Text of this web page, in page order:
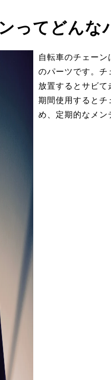
ってどんな
自転車のチェー
のパーツです。チ
放置するとサビ
期間使用するとチ
め、定期的なメン